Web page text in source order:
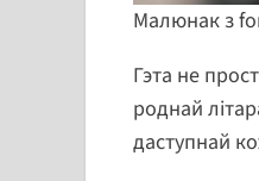
Малюнак з
Гэта не
роднай
даступнай